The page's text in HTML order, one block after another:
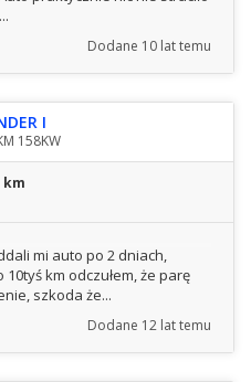
Dodane 10 lat temu
I
158KW
km
mi auto po 2 dniach,
10tyś km odczułem, że parę
szkoda że...
Dodane 12 lat temu